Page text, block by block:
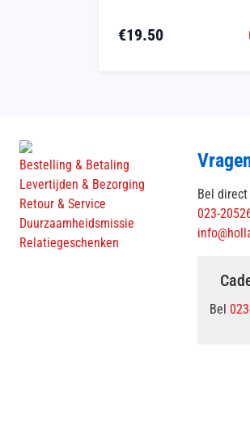
€19.50
Bestelling & Betaling
Levertijden & Bezorging
Retour & Service
Duurzaamheidsmissie
Relatiegeschenken
Bel
023-
Bel